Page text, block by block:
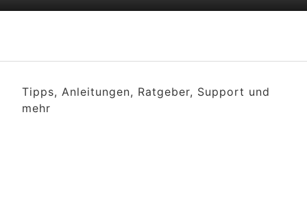
Tipps, Anleitungen, Ratgeber, Support und
mehr